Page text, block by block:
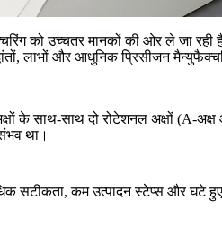
को उच्चतर मानकों की ओर ले जा
लाभों और आधुनिक प्रिसीजन
के साथ-साथ दो रोटेशनल अक्षों (A-
था।
अधिक सटीकता, कम उत्पादन स्टेप्स